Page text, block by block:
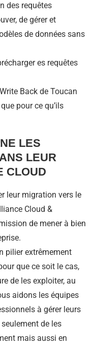
des requêtes
de gérer et
de données sans
es requêtes
Back de Toucan
pour ce qu’ils
LES
LEUR
CLOUD
leur migration vers le
Cloud &
de mener à bien
pilier extrêmement
que ce soit le cas,
de les exploiter, au
aidons les équipes
à gérer leurs
de les
mais aussi en